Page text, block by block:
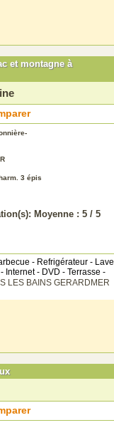
et montagne à
3 épis
Moyenne : 5 / 5
- Refrigérateur - Lave
Internet - DVD - Terrasse -
LES BAINS GERARDMER